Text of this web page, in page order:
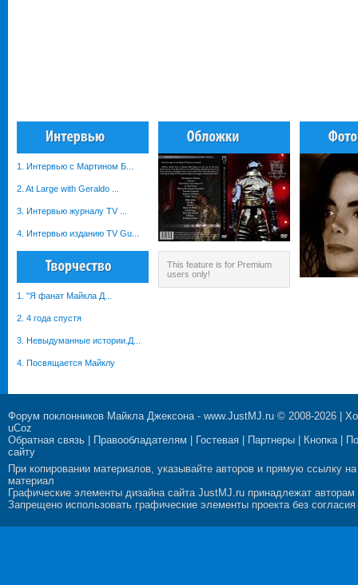
1. Интервью с Мартином Б...
2. At Large with Geraldo ...
3. Интервью журналу TV ...
4. Интервью изданию TV Gu...
1. "Я фанат Майкла Д...
2. 4 года спустя
3. Невыдуманные истории.Д...
4. Посвящается Майклу
This feature is for Premium
users only!
Форум поклонников Майкла Джексона- www.JustMJ.ru © 2008-2026 |
uCoz
Обратная связь
Правообладателям Гостевая Партнеры Кнопка|
сайту
При копировании материалов, указывайте авторов и прямую ссылку на
материал
Графические элементы дизайна сайта JustMJ.ru принадлежат авторам
Запрещено использовать графические элементы проекта без согласия